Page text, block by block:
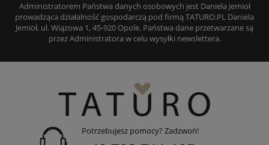
Administratorem Państwa danych osobowych jest Daniela Jemioł
prowadząca działalność gospodarczą pod firmą TATURO.PL Daniela
Jemioł, ul. Wiązowa 1, 45-920 Opole. Państwa dane przetwarzane są
przez Administratora w celu wysyłki newslettera.
Potrzebujesz pomocy? Zadzwoń!